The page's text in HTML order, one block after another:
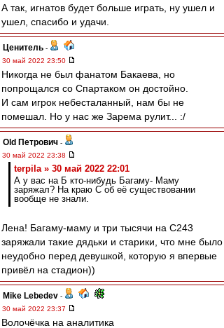
А так, игнатов будет больше играть, ну ушел и
ушел, спасибо и удачи.
Ценитель -
30 май 2022 23:50
Никогда не был фанатом Бакаева, но
попрощался со Спартаком он достойно.
И сам игрок небесталанный, нам бы не
помешал. Но у нас же Зарема рулит... :/
Old Петрович -
30 май 2022 23:38
terpila » 30 май 2022 22:01
А у вас на Б кто-нибудь Багаму- Маму
заряжал? На краю С об её существовании
вообще не знали.
Лена! Багаму-маму и три тысячи на С243
заряжали такие дядьки и старики, что мне было
неудобно перед девушкой, которую я впервые
привёл на стадион))
Mike Lebedev -
30 май 2022 23:37
Волочёчка на аналитика